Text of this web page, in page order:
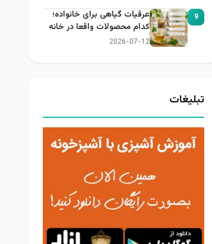
9
عرقیات گیاهی برای خانواده؛
کدام محصولات واقعا در خانه
کاربرد دارند؟
2026-07-12
تبلیغات